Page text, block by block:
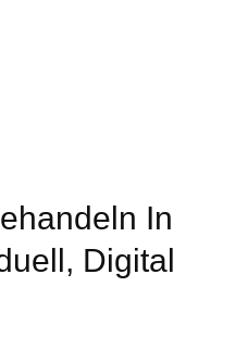
In
Digital